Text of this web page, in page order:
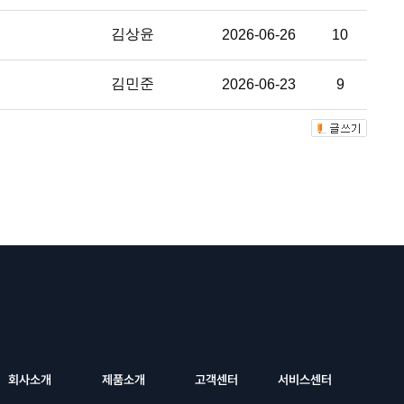
김상윤 2026-06-26 10
김민준 2026-06-23 9
회사소개 제품소개 고객센터 서비스센터